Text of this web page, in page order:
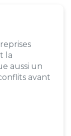
la
aussi un
avant